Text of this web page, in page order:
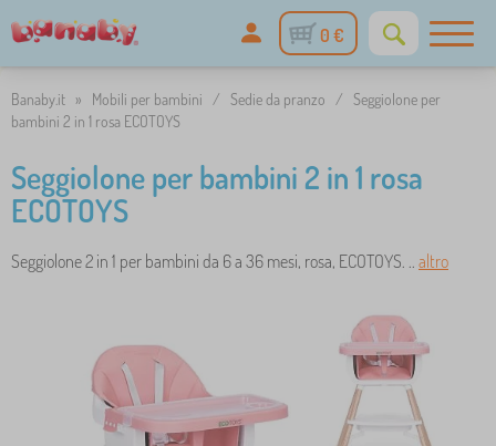
0 €
Banaby.it » Mobili per bambini / Sedie da pranzo / Seggiolone per
bambini 2 in 1 rosa ECOTOYS
Seggiolone per bambini 2 in 1 rosa
ECOTOYS
Seggiolone 2 in 1 per bambini da 6 a 36 mesi, rosa, ECOTOYS. .. altro